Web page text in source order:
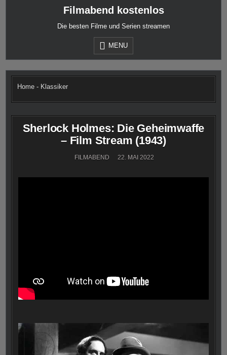
Filmabend kostenlos
Die besten Filme und Serien streamen
MENU
Home - Klassiker
Sherlock Holmes: Die Geheimwaffe
– Film Stream (1943)
FILMABEND 22. MAI 2022